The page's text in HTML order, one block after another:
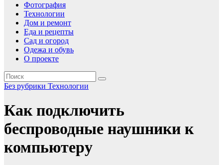
Фотография
Технологии
Дом и ремонт
Еда и рецепты
Сад и огород
Одежа и обувь
О проекте
Без рубрики Технологии
Как подключить
беспроводные наушники к
компьютеру